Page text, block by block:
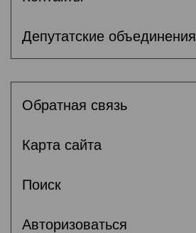
Депутатские объединения
Обратная связь
Карта сайта
Поиск
Авторизоваться